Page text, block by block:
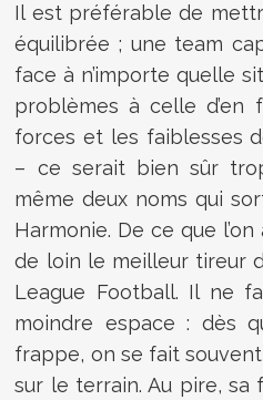
Il est préférable de
équilibrée ; une team
face à n’importe quelle
problèmes à celle d’en
forces et les faiblesses
– ce serait bien sûr
même deux noms qui
Harmonie. De ce que
de loin le meilleur tireur
League Football. Il ne
moindre espace : dès
frappe, on se fait souvent
sur le terrain. Au pire, sa